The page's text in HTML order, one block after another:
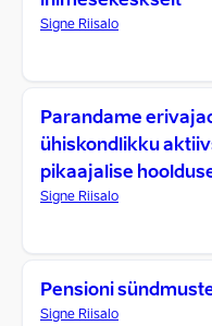
Signe Riisalo
Parandame
ühiskondlikku
pikaajalise
Signe Riisalo
Pensioni
Signe Riisalo